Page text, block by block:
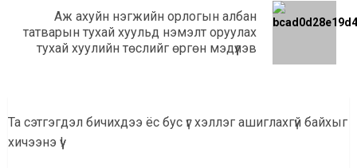
Дараагийн
мэдээ:
Аж ахуйн нэгжийн орлогын албан
татварын тухай хуульд нэмэлт оруулах
тухай хуулийн төслийг өргөн мэдүүлэв
Та сэтгэгдэл бичихдээ ёс бус үг хэллэг ашиглахгүй байхыг
хичээнэ үү!